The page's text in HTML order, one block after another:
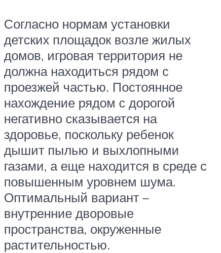
Согласно нормам установки
детских площадок возле жилых
домов, игровая территория не
должна находиться рядом с
проезжей частью. Постоянное
нахождение рядом с дорогой
негативно сказывается на
здоровье, поскольку ребенок
дышит пылью и выхлопными
газами, а еще находится в среде с
повышенным уровнем шума.
Оптимальный вариант –
внутренние дворовые
пространства, окруженные
растительностью.